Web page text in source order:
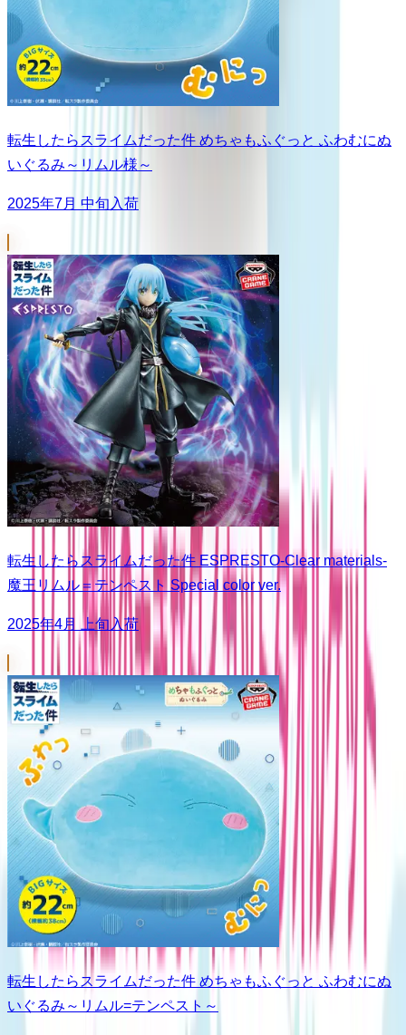
転生したらスライムだった件 めちゃもふぐっと ふわむにぬ
いぐるみ～リムル様～
2025年7月 中旬入荷
転生したらスライムだった件 ESPRESTO-Clear materials-
魔王リムル＝テンペスト Special color ver.
2025年4月 上旬入荷
転生したらスライムだった件 めちゃもふぐっと ふわむにぬ
いぐるみ～リムル=テンペスト～